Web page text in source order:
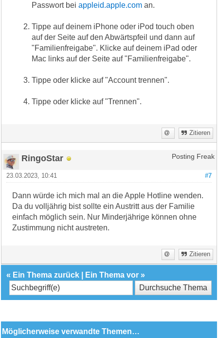
Passwort beiappleid.apple.com an.
Tippe auf deinem iPhone oder iPod touch oben
auf der Seite auf den Abwärtspfeil und dann auf
"Familienfreigabe". Klicke auf deinem iPad oder
Mac links auf der Seite auf "Familienfreigabe".
Tippe oder klicke auf "Account trennen".
Tippe oder klicke auf "Trennen".
Zitieren
RingoStar Posting Freak
#7
23.03.2023, 10:41
Dann würde ich mich mal an die Apple Hotline wenden.
Da du volljährig bist sollte ein Austritt aus der Familie
einfach möglich sein. Nur Minderjährige können ohne
Zustimmung nicht austreten.
Zitieren
« Ein Thema zurück Ein Thema vor »
Möglicherweise verwandte Themen…